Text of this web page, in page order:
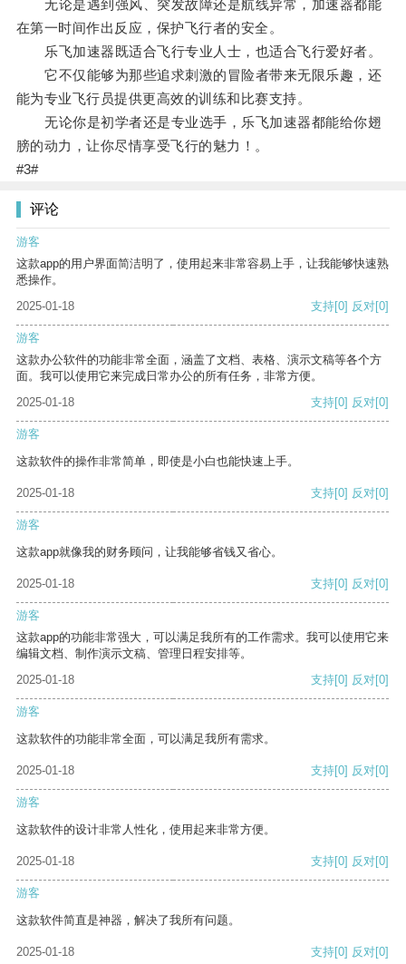
无论是遇到强风、突发故障还是航线异常，加速器都能
在第一时间作出反应，保护飞行者的安全。
乐飞加速器既适合飞行专业人士，也适合飞行爱好者。
它不仅能够为那些追求刺激的冒险者带来无限乐趣，还
能为专业飞行员提供更高效的训练和比赛支持。
无论你是初学者还是专业选手，乐飞加速器都能给你翅
膀的动力，让你尽情享受飞行的魅力！。
#3#
评论
游客
这款app的用户界面简洁明了，使用起来非常容易上手，让我能够快速熟
悉操作。
2025-01-18
支持[0] 反对[0]
游客
这款办公软件的功能非常全面，涵盖了文档、表格、演示文稿等各个方
面。我可以使用它来完成日常办公的所有任务，非常方便。
2025-01-18
支持[0] 反对[0]
游客
这款软件的操作非常简单，即使是小白也能快速上手。
2025-01-18 支持[0] 反对[0]
游客
这款app就像我的财务顾问，让我能够省钱又省心。
2025-01-18 支持[0] 反对[0]
游客
这款app的功能非常强大，可以满足我所有的工作需求。我可以使用它来
编辑文档、制作演示文稿、管理日程安排等。
2025-01-18
支持[0] 反对[0]
游客
这款软件的功能非常全面，可以满足我所有需求。
2025-01-18 支持[0] 反对[0]
游客
这款软件的设计非常人性化，使用起来非常方便。
2025-01-18 支持[0] 反对[0]
游客
这款软件简直是神器，解决了我所有问题。
2025-01-18 支持[0] 反对[0]